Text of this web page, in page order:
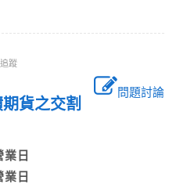
蹤
問題討論
貨之交割
業日
業日